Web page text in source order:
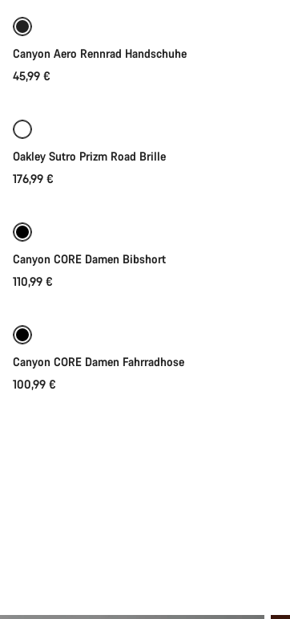
Canyon Aero Rennrad Handschuhe
45,99 €
Oakley Sutro Prizm Road Brille
176,99 €
Canyon CORE Damen Bibshort
110,99 €
Canyon CORE Damen Fahrradhose
100,99 €